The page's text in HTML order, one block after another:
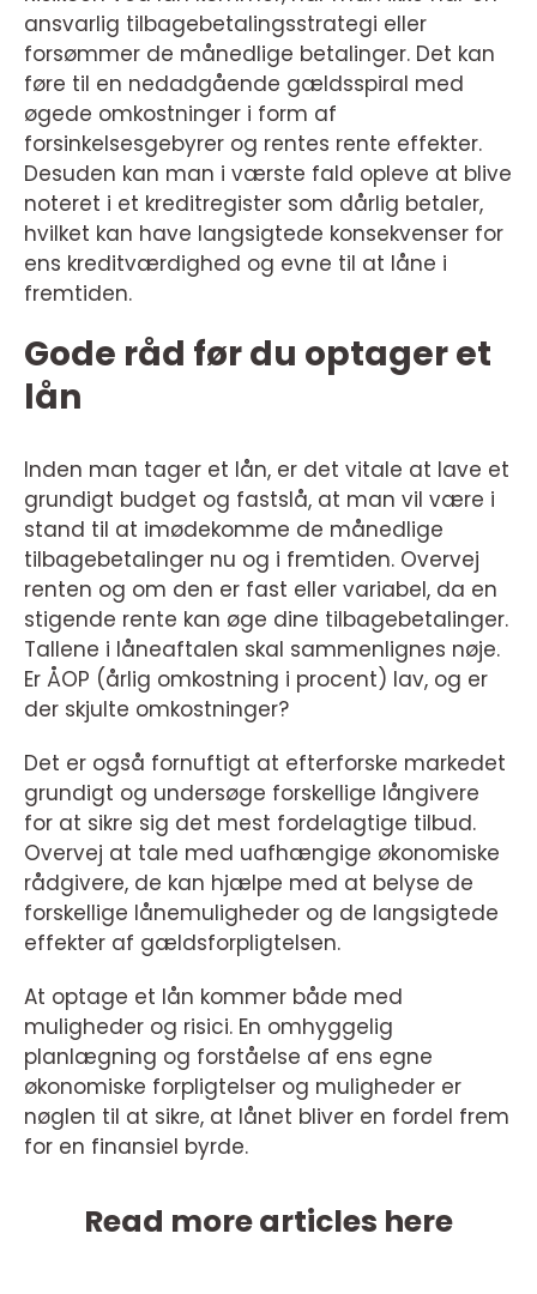
ansvarlig tilbagebetalingsstrategi eller
forsømmer de månedlige betalinger. Det kan
føre til en nedadgående gældsspiral med
øgede omkostninger i form af
forsinkelsesgebyrer og rentes rente effekter.
Desuden kan man i værste fald opleve at blive
noteret i et kreditregister som dårlig betaler,
hvilket kan have langsigtede konsekvenser for
ens kreditværdighed og evne til at låne i
fremtiden.
Gode råd før du optager et
lån
Inden man tager et lån, er det vitale at lave et
grundigt budget og fastslå, at man vil være i
stand til at imødekomme de månedlige
tilbagebetalinger nu og i fremtiden. Overvej
renten og om den er fast eller variabel, da en
stigende rente kan øge dine tilbagebetalinger.
Tallene i låneaftalen skal sammenlignes nøje.
Er ÅOP (årlig omkostning i procent) lav, og er
der skjulte omkostninger?
Det er også fornuftigt at efterforske markedet
grundigt og undersøge forskellige långivere
for at sikre sig det mest fordelagtige tilbud.
Overvej at tale med uafhængige økonomiske
rådgivere, de kan hjælpe med at belyse de
forskellige lånemuligheder og de langsigtede
effekter af gældsforpligtelsen.
At optage et lån kommer både med
muligheder og risici. En omhyggelig
planlægning og forståelse af ens egne
økonomiske forpligtelser og muligheder er
nøglen til at sikre, at lånet bliver en fordel frem
for en finansiel byrde.
Read more articles here